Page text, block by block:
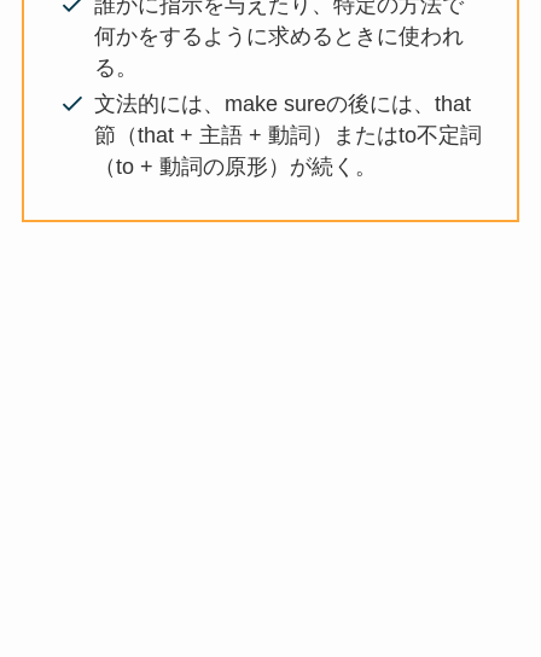
何かをするように求めるときに使われ
る。
文法的には、make sureの後には、that
節（that + 主語 + 動詞）またはto不定詞
（to + 動詞の原形）が続く。